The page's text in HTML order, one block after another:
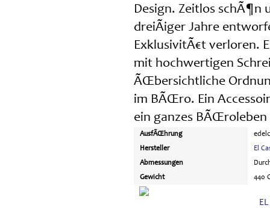
Design. Zeitlos schÃ¶n
dreiÃiger Jahre
ExklusivitÃ€t verloren.
mit hochwertigen
ÃŒbersichtliche
im BÃŒro. Ein
ein ganzes BÃŒroleben
AusfÃŒhrung
Hersteller
El
Abmessungen
Gewicht
440